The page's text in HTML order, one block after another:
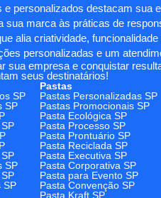
e personalizados destacam sua
sua marca às práticas de
alia criatividade,
personalizadas e um
sua empresa e conquistar
seus destinatários!
Pastas
SP Pastas Personalizadas SP
SP Pastas Promocionais SP
Pasta Ecológica SP
Pasta Processo SP
Pasta Prontuário SP
Pasta Reciclada SP
Pasta Executiva SP
SP Pasta Corporativa SP
Pasta para Evento SP
SP Pasta Convenção SP
Pasta Kraft SP